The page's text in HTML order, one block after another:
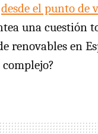
desde el punto de
una cuestión
renovables en